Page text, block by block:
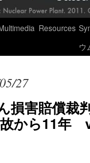
Resources
ウ
27
損害賠償裁
から11年